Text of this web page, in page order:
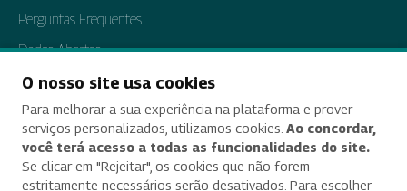
Perguntas Frequentes
Dados Abertos
Tratamento de Dados Pessoais
Transparência e Prestação de Contas
O nosso site usa cookies
Para melhorar a sua experiência na plataforma e prover
serviços personalizados, utilizamos cookies. Ao concordar,
você terá acesso a todas as funcionalidades do site.
Se clicar em "Rejeitar", os cookies que não forem
estritamente necessários serão desativados. Para escolher